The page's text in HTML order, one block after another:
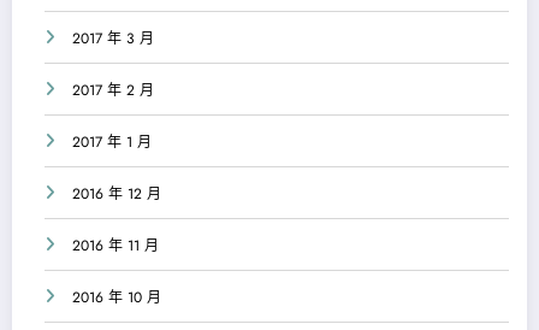
2017 年 3 月
2017 年 2 月
2017 年 1 月
2016 年 12 月
2016 年 11 月
2016 年 10 月